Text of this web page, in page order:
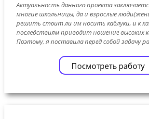
Актуальность данного проекта
многие школьницы, да и взрослые
решить стоит ли им носить каблуки, и к
последствиям приводит ношение высоких
Поэтому, я поставила перед собой задачу
Посмотреть работу